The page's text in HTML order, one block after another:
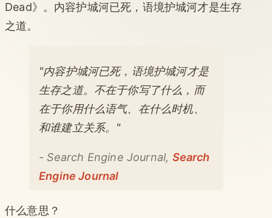
Dead》。内容护城河已死，语境护城河才是生存
之道。
"内容护城河已死，语境护城河才是
生存之道。不在于你写了什么，而
在于你用什么语气、在什么时机、
和谁建立关系。"
- Search Engine Journal, Search
Engine Journal
什么意思？